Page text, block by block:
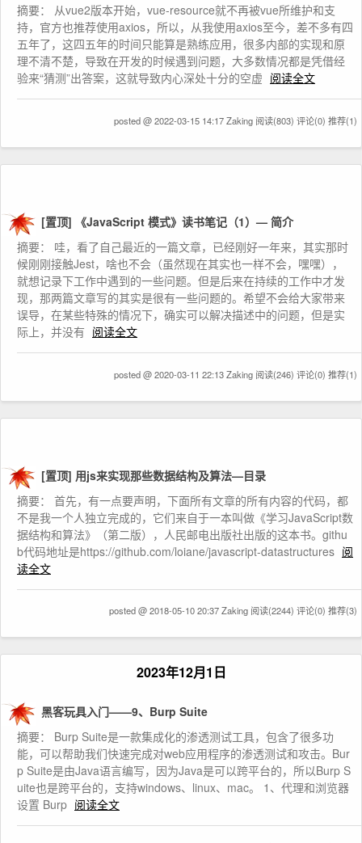
摘要： 从vue2版本开始，vue-resource就不再被vue所维护和支
持，官方也推荐使用axios，所以，从我使用axios至今，差不多有四
五年了，这四五年的时间只能算是熟练应用，很多内部的实现和原
理不清不楚，导致在开发的时候遇到问题，大多数情况都是凭借经
验来“猜测”出答案，这就导致内心深处十分的空虚 阅读全文
posted @ 2022-03-15 14:17 Zaking 阅读(803) 评论(0) 推荐(1)
[置顶] 《JavaScript 模式》读书笔记（1）— 简介
摘要： 哇，看了自己最近的一篇文章，已经刚好一年来，其实那时
候刚刚接触Jest，啥也不会（虽然现在其实也一样不会，嘿嘿），
就想记录下工作中遇到的一些问题。但是后来在持续的工作中才发
现，那两篇文章写的其实是很有一些问题的。希望不会给大家带来
误导，在某些特殊的情况下，确实可以解决描述中的问题，但是实
际上，并没有 阅读全文
posted @ 2020-03-11 22:13 Zaking 阅读(246) 评论(0) 推荐(1)
[置顶] 用js来实现那些数据结构及算法—目录
摘要： 首先，有一点要声明，下面所有文章的所有内容的代码，都
不是我一个人独立完成的，它们来自于一本叫做《学习JavaScript数
据结构和算法》（第二版），人民邮电出版社出版的这本书。githu
b代码地址是https://github.com/loiane/javascript-datastructures 阅
读全文
posted @ 2018-05-10 20:37 Zaking 阅读(2244) 评论(0) 推荐(3)
2023年12月1日
黑客玩具入门——9、Burp Suite
摘要： Burp Suite是一款集成化的渗透测试工具，包含了很多功
能，可以帮助我们快速完成对web应用程序的渗透测试和攻击。Bur
p Suite是由Java语言编写，因为Java是可以跨平台的，所以Burp S
uite也是跨平台的，支持windows、linux、mac。 1、代理和浏览器
设置 Burp 阅读全文